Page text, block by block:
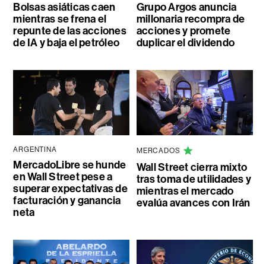
Bolsas asiáticas caen
mientras se frena el
repunte de las acciones
de IA y baja el petróleo
Grupo Argos anuncia
millonaria recompra de
acciones y promete
duplicar el dividendo
ARGENTINA
MercadoLibre se hunde
en Wall Street pese a
superar expectativas de
facturación y ganancia
neta
MERCADOS
Wall Street cierra mixto
tras toma de utilidades y
mientras el mercado
evalúa avances con Irán